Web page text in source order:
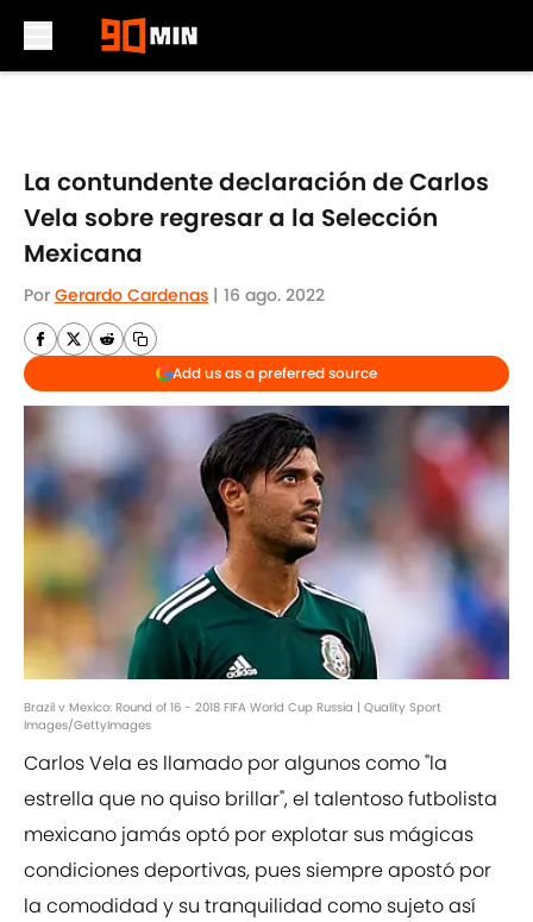
La contundente declaración de Carlos
Vela sobre regresar a la Selección
Mexicana
Por Gerardo Cardenas | 16 ago. 2022
Add us as a preferred source
Brazil v Mexico: Round of 16 - 2018 FIFA World Cup Russia | Quality Sport
Images/GettyImages
Carlos Vela es llamado por algunos como "la
estrella que no quiso brillar", el talentoso futbolista
mexicano jamás optó por explotar sus mágicas
condiciones deportivas, pues siempre apostó por
la comodidad y su tranquilidad como sujeto así